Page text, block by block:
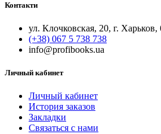
Контакти
ул. Клочковская, 20, г.
(+38) 067 5 738 738
info@profibooks.ua
Личный кабинет
Личный кабинет
История заказов
Закладки
Связаться с нами